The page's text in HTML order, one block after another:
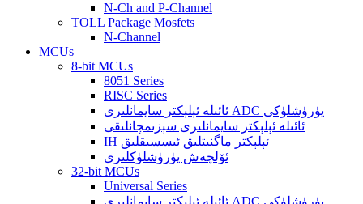
N-Ch and P-Channel
TOLL Package Mosfets
N-Channel
MCUs
8-bit MCUs
8051 Series
RISC Series
ئائىلە ئېلېكتر سايمانلىرى ADC يۈرۈشلۈكى
ئائىلە ئېلېكتر سايمانلىرى سېزىمچانلىقى
IH ئېلېكتر ماگنىتلىق ئىسسىقلىق
ئۆلچەش يۈرۈشلۈكلىرى
32-bit MCUs
Universal Series
ئائىلە ئېلېكتر سايمانلىرى ADC يۈرۈشلۈكى